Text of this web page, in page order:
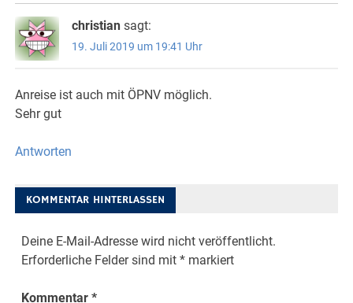
christian sagt:
19. Juli 2019 um 19:41 Uhr
Anreise ist auch mit ÖPNV möglich.
Sehr gut
Antworten
KOMMENTAR HINTERLASSEN
Deine E-Mail-Adresse wird nicht veröffentlicht.
Erforderliche Felder sind mit* markiert
Kommentar*